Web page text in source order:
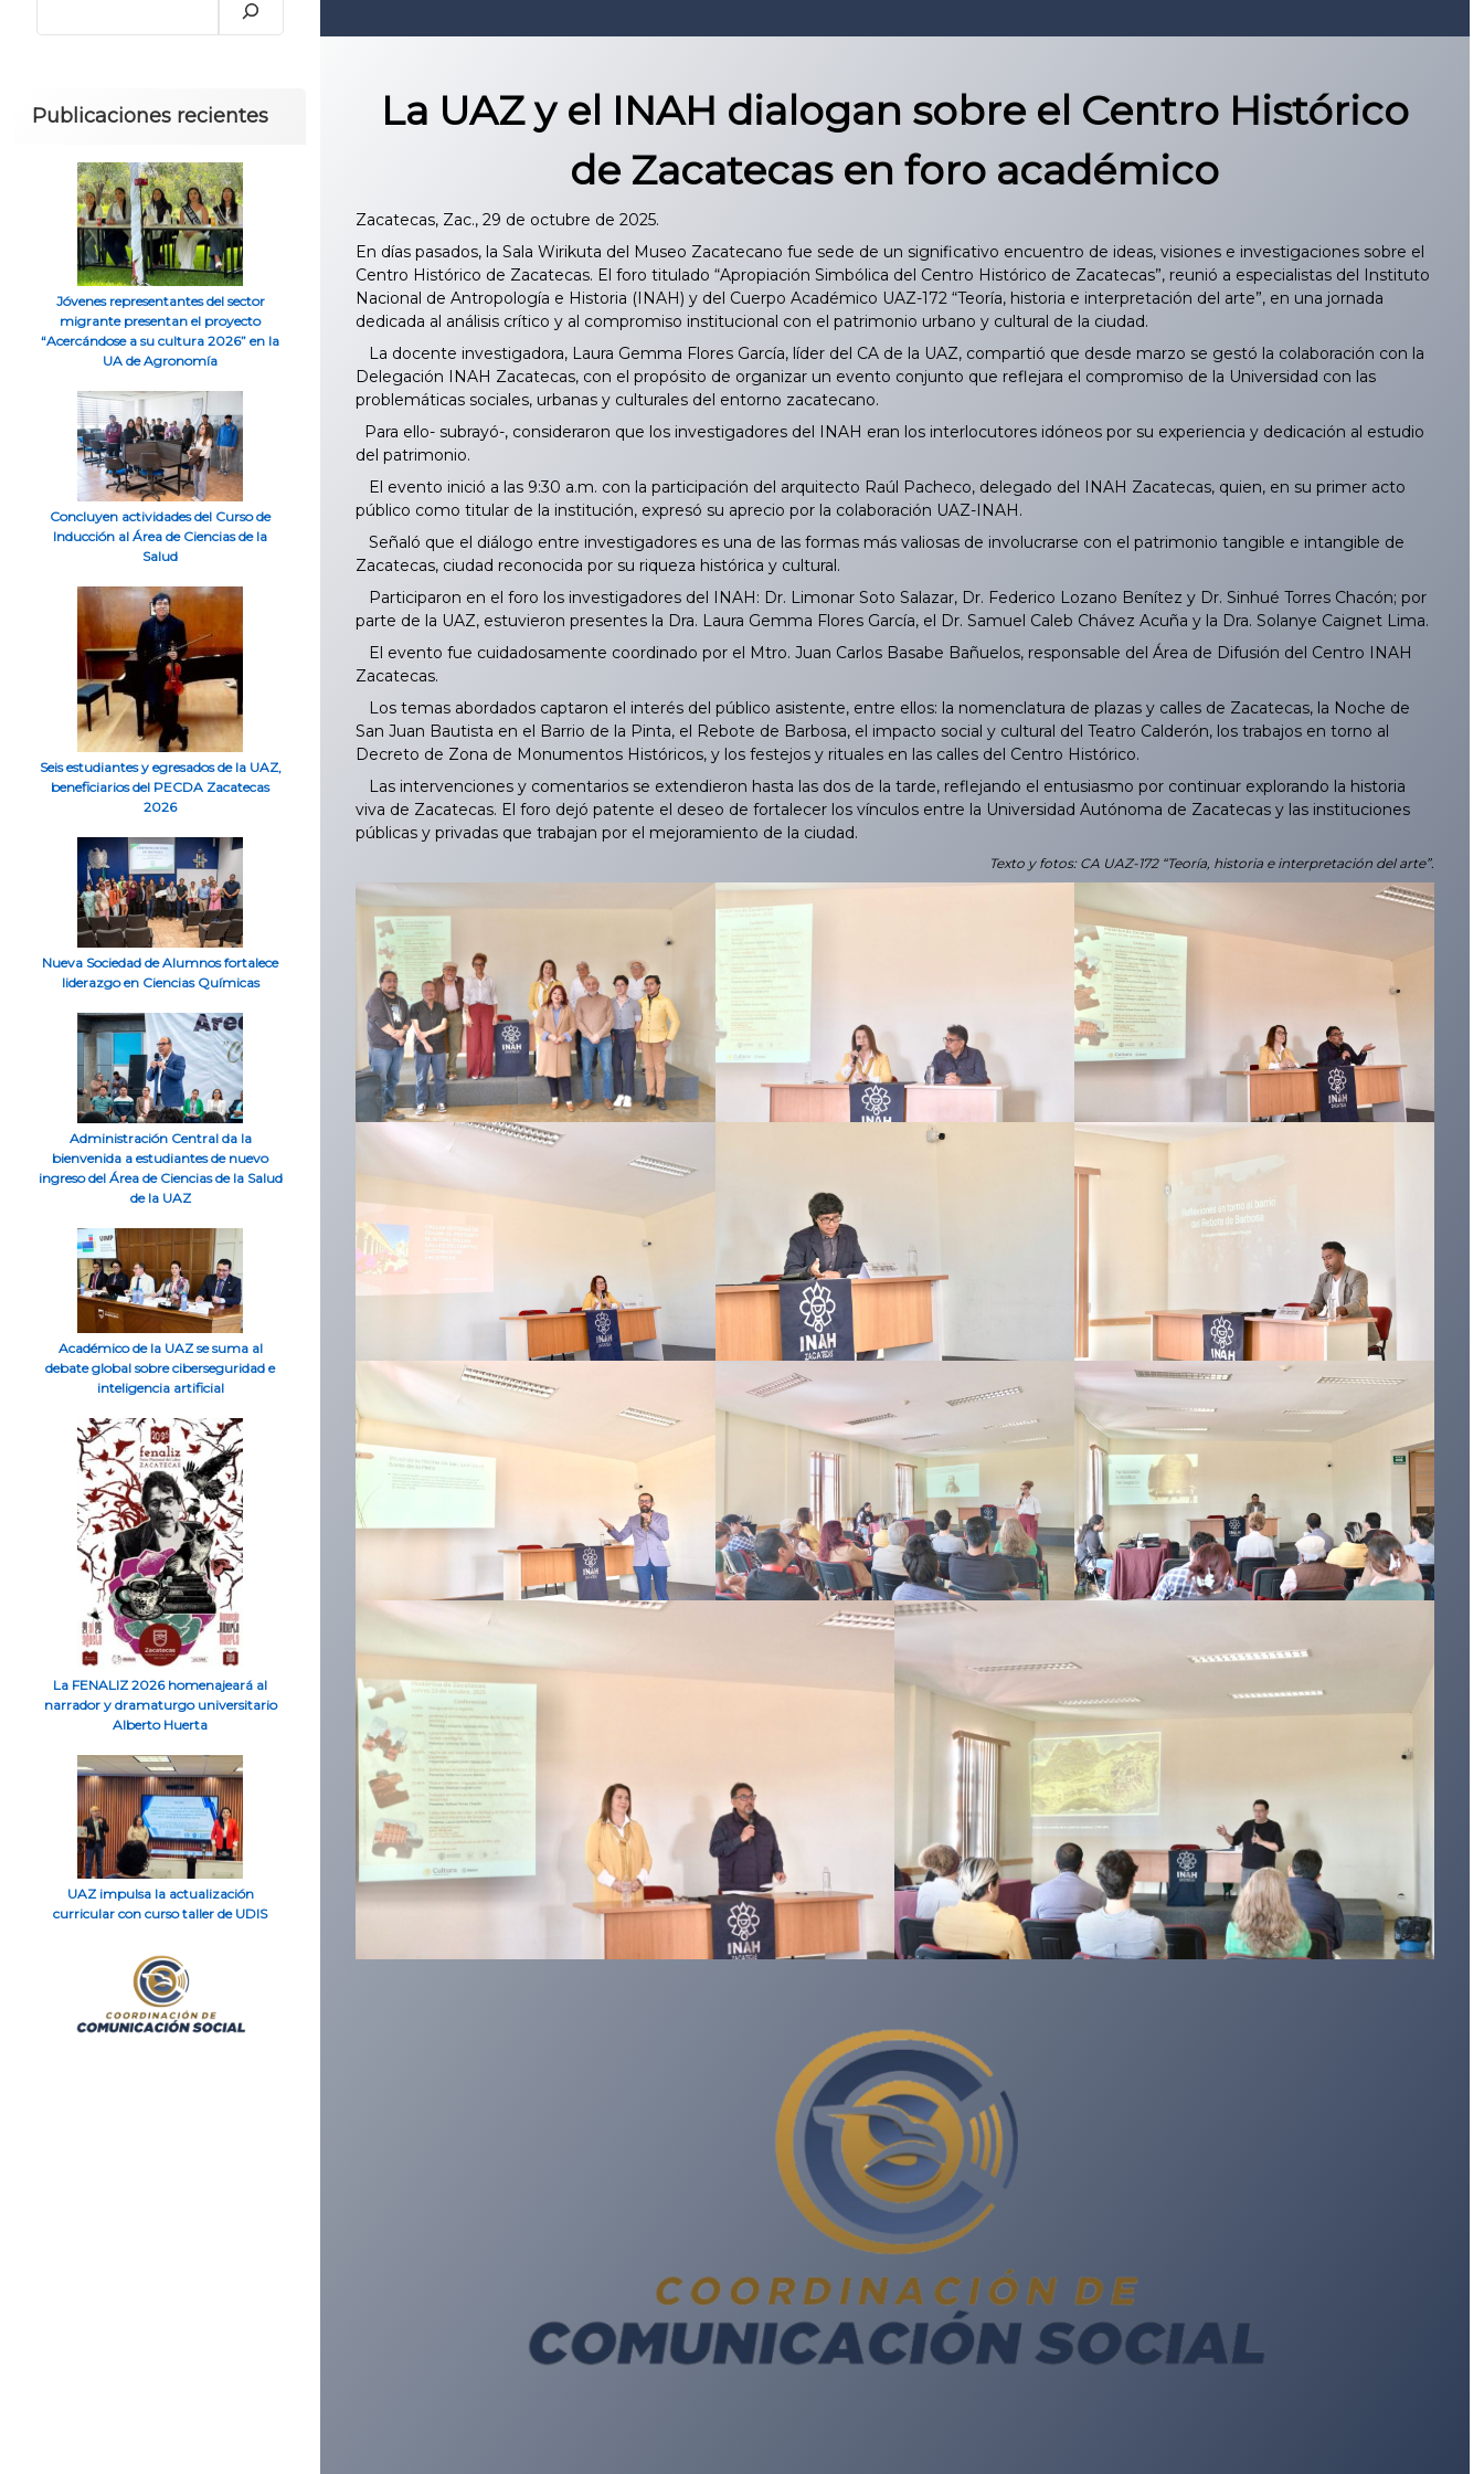
La UAZ y el INAH dialogan sobre el Centro Histórico
de Zacatecas en foro académico
Zacatecas, Zac., 29 de octubre de 2025.
En días pasados, la Sala Wirikuta del Museo Zacatecano fue sede de un significativo encuentro de ideas, visiones e investigaciones sobre el
Centro Histórico de Zacatecas. El foro titulado “Apropiación Simbólica del Centro Histórico de Zacatecas”, reunió a especialistas del Instituto
Nacional de Antropología e Historia (INAH) y del Cuerpo Académico UAZ-172 “Teoría, historia e interpretación del arte”, en una jornada
dedicada al análisis crítico y al compromiso institucional con el patrimonio urbano y cultural de la ciudad.
La docente investigadora, Laura Gemma Flores García, líder del CA de la UAZ, compartió que desde marzo se gestó la colaboración con la
Delegación INAH Zacatecas, con el propósito de organizar un evento conjunto que reflejara el compromiso de la Universidad con las
problemáticas sociales, urbanas y culturales del entorno zacatecano.
Para ello- subrayó-, consideraron que los investigadores del INAH eran los interlocutores idóneos por su experiencia y dedicación al estudio
del patrimonio.
El evento inició a las 9:30 a.m. con la participación del arquitecto Raúl Pacheco, delegado del INAH Zacatecas, quien, en su primer acto
público como titular de la institución, expresó su aprecio por la colaboración UAZ-INAH.
Señaló que el diálogo entre investigadores es una de las formas más valiosas de involucrarse con el patrimonio tangible e intangible de
Zacatecas, ciudad reconocida por su riqueza histórica y cultural.
Participaron en el foro los investigadores del INAH: Dr. Limonar Soto Salazar, Dr. Federico Lozano Benítez y Dr. Sinhué Torres Chacón; por
parte de la UAZ, estuvieron presentes la Dra. Laura Gemma Flores García, el Dr. Samuel Caleb Chávez Acuña y la Dra. Solanye Caignet Lima.
El evento fue cuidadosamente coordinado por el Mtro. Juan Carlos Basabe Bañuelos, responsable del Área de Difusión del Centro INAH
Zacatecas.
Los temas abordados captaron el interés del público asistente, entre ellos: la nomenclatura de plazas y calles de Zacatecas, la Noche de
San Juan Bautista en el Barrio de la Pinta, el Rebote de Barbosa, el impacto social y cultural del Teatro Calderón, los trabajos en torno al
Decreto de Zona de Monumentos Históricos, y los festejos y rituales en las calles del Centro Histórico.
Las intervenciones y comentarios se extendieron hasta las dos de la tarde, reflejando el entusiasmo por continuar explorando la historia
viva de Zacatecas. El foro dejó patente el deseo de fortalecer los vínculos entre la Universidad Autónoma de Zacatecas y las instituciones
públicas y privadas que trabajan por el mejoramiento de la ciudad.
Texto y fotos: CA UAZ-172 “Teoría, historia e interpretación del arte”.
Publicaciones recientes
Jóvenes representantes del sector
migrante presentan el proyecto
“Acercándose a su cultura 2026” en la
UA de Agronomía
Concluyen actividades del Curso de
Inducción al Área de Ciencias de la
Salud
Seis estudiantes y egresados de la UAZ,
beneficiarios del PECDA Zacatecas
2026
Nueva Sociedad de Alumnos fortalece
liderazgo en Ciencias Químicas
Administración Central da la
bienvenida a estudiantes de nuevo
ingreso del Área de Ciencias de la Salud
de la UAZ
Académico de la UAZ se suma al
debate global sobre ciberseguridad e
inteligencia artificial
La FENALIZ 2026 homenajeará al
narrador y dramaturgo universitario
Alberto Huerta
UAZ impulsa la actualización
curricular con curso taller de UDIS